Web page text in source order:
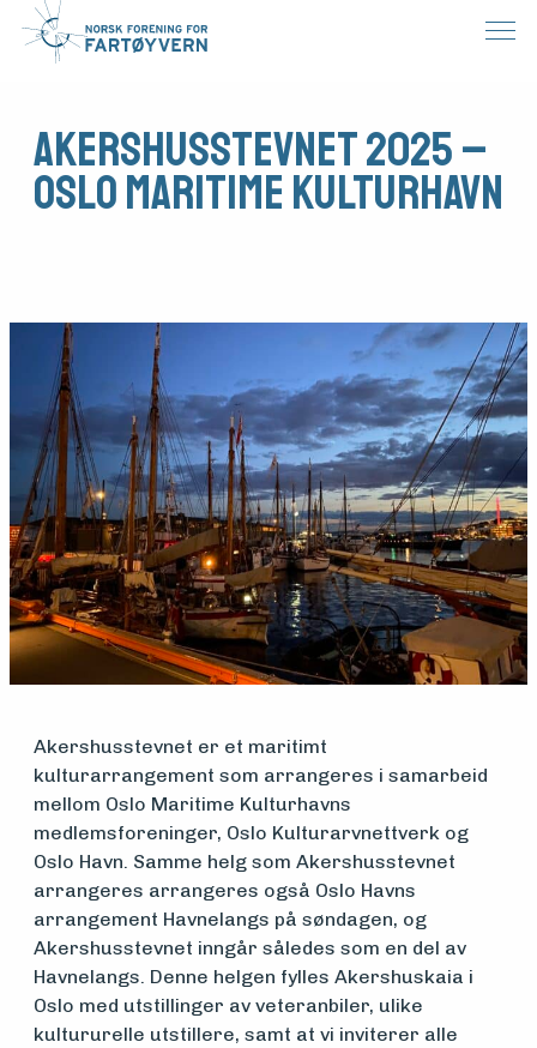
Medlemsfartøy
om
midler
Vern,
vedlikehold
og drift
Akershusstevnet 2025 –
Oslo maritime kulturhavn
Akershusstevnet er et maritimt
kulturarrangement som arrangeres i samarbeid
mellom Oslo Maritime Kulturhavns
medlemsforeninger, Oslo Kulturarvnettverk og
Oslo Havn. Samme helg som Akershusstevnet
arrangeres arrangeres også Oslo Havns
arrangement Havnelangs på søndagen, og
Akershusstevnet inngår således som en del av
Havnelangs. Denne helgen fylles Akershuskaia i
Oslo med utstillinger av veteranbiler, ulike
kultururelle utstillere, samt at vi inviterer alle